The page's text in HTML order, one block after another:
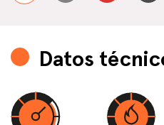
Datos